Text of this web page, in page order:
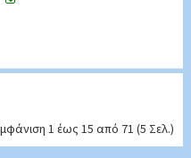
1 έως 15 από 71 (5 Σελ.)